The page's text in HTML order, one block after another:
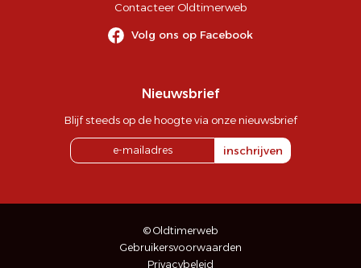
Contacteer Oldtimerweb
Volg ons op Facebook
Nieuwsbrief
Blijf steeds op de hoogte via onze nieuwsbrief
inschrijven
© Oldtimerweb
Gebruikersvoorwaarden
Privacybeleid